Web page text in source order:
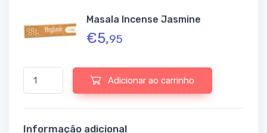
Masala Incense Jasmine
€5,95
Quantidade de Masala Incense Jasmine
Adicionar ao carrinho
Informação adicional